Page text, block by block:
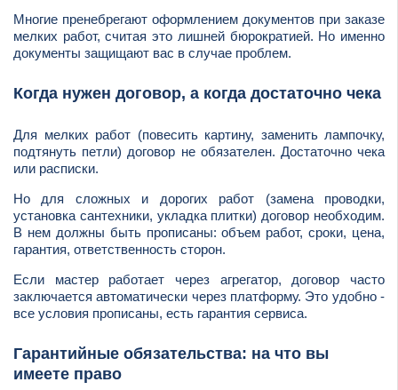
Многие пренебрегают оформлением документов при заказе
мелких работ, считая это лишней бюрократией. Но именно
документы защищают вас в случае проблем.
Когда нужен договор, а когда достаточно чека
Для мелких работ (повесить картину, заменить лампочку,
подтянуть петли) договор не обязателен. Достаточно чека
или расписки.
Но для сложных и дорогих работ (замена проводки,
установка сантехники, укладка плитки) договор необходим.
В нем должны быть прописаны: объем работ, сроки, цена,
гарантия, ответственность сторон.
Если мастер работает через агрегатор, договор часто
заключается автоматически через платформу. Это удобно -
все условия прописаны, есть гарантия сервиса.
Гарантийные обязательства: на что вы
имеете право